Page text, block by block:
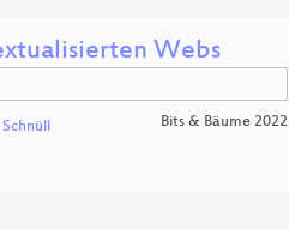
Webs
Bits & Bäume 2022